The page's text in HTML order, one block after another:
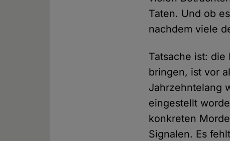
Taten. Und ob
nachdem viele
Tatsache ist:
bringen, ist vor
Jahrzehntelang
eingestellt
konkreten
Signalen. Es